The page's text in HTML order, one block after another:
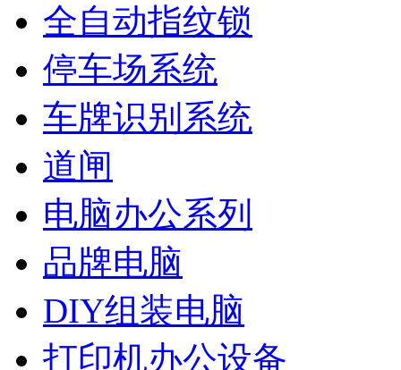
全自动指纹锁
停车场系统
车牌识别系统
道闸
电脑办公系列
品牌电脑
DIY组装电脑
打印机办公设备